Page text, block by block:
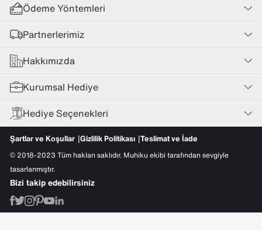
Ödeme Yöntemleri
Partnerlerimiz
Hakkımızda
Kurumsal Hediye
Hediye Seçenekleri
Şartlar ve Koşullar Gizlilik Politikası Teslimat ve İade
© 2018-2023 Tüm hakları saklıdır. Muhiku ekibi tarafından sevgiyle
tasarlanmıştır.
Bizi takip edebilirsiniz